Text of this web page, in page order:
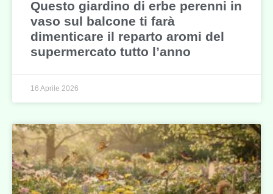
Questo giardino di erbe perenni in
vaso sul balcone ti farà
dimenticare il reparto aromi del
supermercato tutto l’anno
16 Aprile 2026